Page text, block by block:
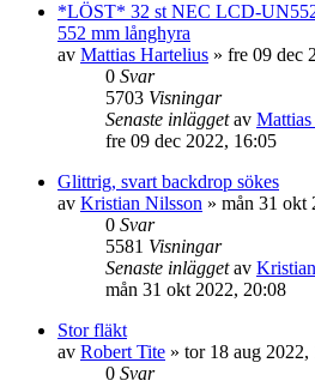
*LÖST* 32 st NEC LCD-
552 mm långhyra
av Mattias Hartelius » fre 09 dec
0 Svar
5703 Visningar
Senaste inläggetav
fre 09 dec 2022, 16:05
Glittrig, svart backdrop sökes
av Kristian Nilsson » mån 31 okt
0 Svar
5581 Visningar
Senaste inläggetav
mån 31 okt 2022, 20:08
Stor fläkt
av Robert Tite » tor 18 aug 2022,
0 Svar